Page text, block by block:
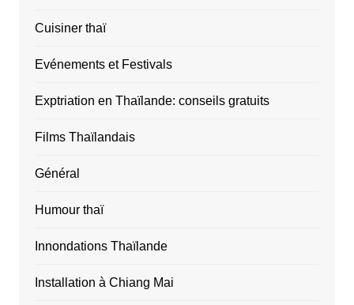
Cuisiner thaï
Evénements et Festivals
Exptriation en Thaïlande: conseils gratuits
Films Thaïlandais
Général
Humour thaï
Innondations Thaïlande
Installation à Chiang Mai